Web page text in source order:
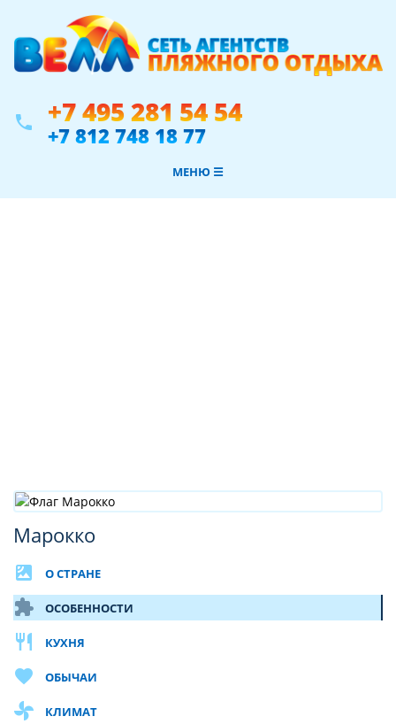
phone +7 495 281 54 54
+7 812 748 18 77
МЕНЮ ☰
Марокко
satellite О СТРАНЕ
extension ОСОБЕННОСТИ
restaurant КУХНЯ
favorite ОБЫЧАИ
toys КЛИМАТ